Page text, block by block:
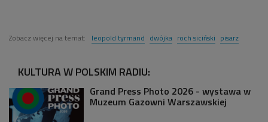
Zobacz więcej na temat: leopold tyrmand dwójka roch siciński pisarz
KULTURA W POLSKIM RADIU:
Grand Press Photo 2026 - wystawa w
Muzeum Gazowni Warszawskiej